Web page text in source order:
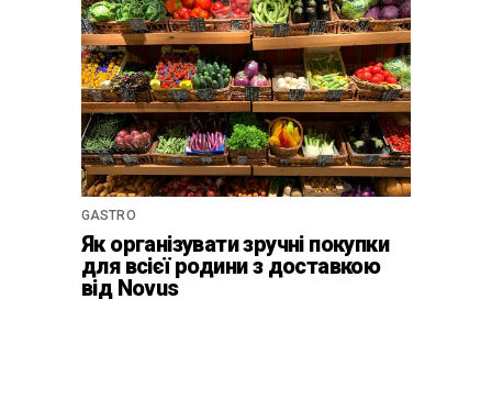
GASTRO
Як організувати зручні покупки
для всієї родини з доставкою
від Novus